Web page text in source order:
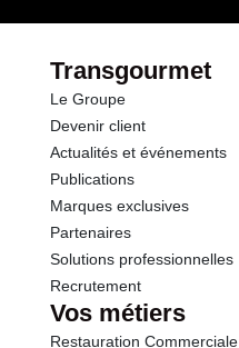
Transgourmet
Le Groupe
Devenir client
Actualités et événements
Publications
Marques exclusives
Partenaires
Solutions professionnelles
Recrutement
Vos métiers
Restauration Commerciale